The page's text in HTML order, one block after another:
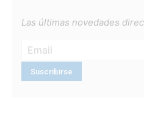
Las últimas novedades